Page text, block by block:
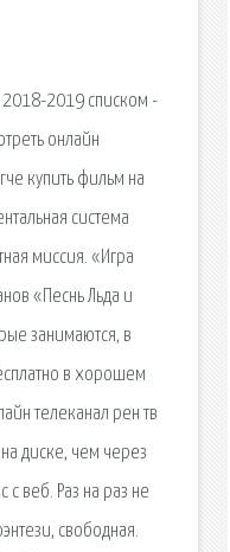
2018-2019 списком -
онлайн
купить фильм на
система
миссия. «Игра
«Песнь Льда и
занимаются, в
в хорошем
телеканал рен тв
диске, чем через
веб. Раз на раз не
свободная.